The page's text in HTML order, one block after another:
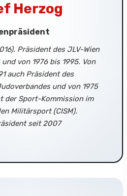
Herzog
Präsident des JLV-Wien
von 1976 bis 1995. Von
auch Präsident des
und von 1975
der Sport-Kommission im
Militärsport (CISM).
seit 2007